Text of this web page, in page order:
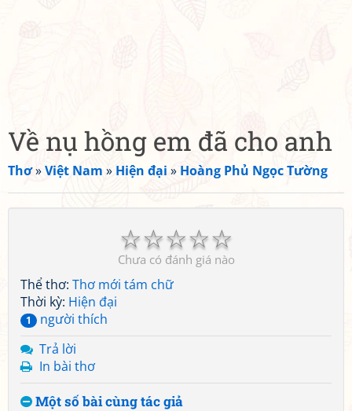
Về nụ hồng em đã cho anh
Thơ»Việt Nam » Hiện đại » Hoàng Phủ Ngọc Tường
☆
☆
☆
☆
☆
Chưa có đánh giá nào
Thể thơ: Thơ mới tám chữ
Thời kỳ: Hiện đại
1
người thích
Trả lời
In bài thơ
Một số bài cùng tác giả